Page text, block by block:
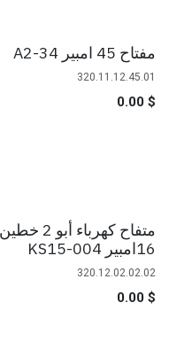
مفتاح 45 امبير A2-34
320.11.12.45.01
$
0.00
متفاح كهرباء أبو 2 خطين
16امبير KS15-004
320.12.02.02.02
$
0.00